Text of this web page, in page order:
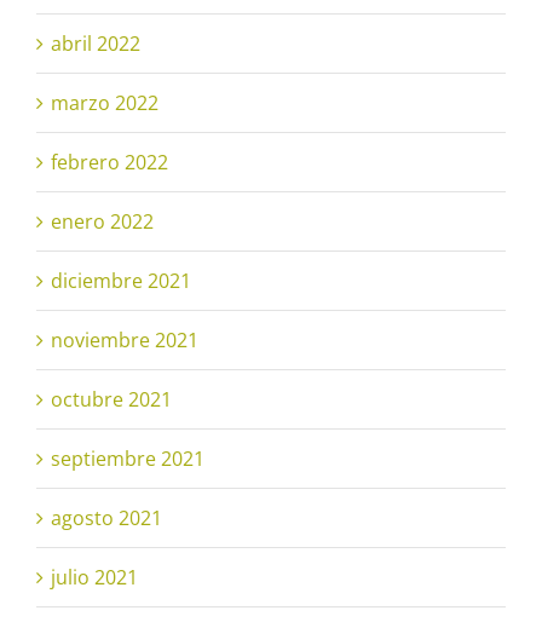
abril 2022
marzo 2022
febrero 2022
enero 2022
diciembre 2021
noviembre 2021
octubre 2021
septiembre 2021
agosto 2021
julio 2021